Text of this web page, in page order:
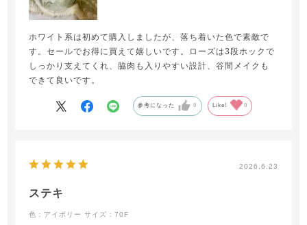
ホワイト系は初めて購入しましたが、落ち着いた色で素敵で
す。セールでお得に買えて嬉しいです。ローズは3段ホックで
しっかり支えてくれ、脇肉も入りやすい設計、谷間メイクも
できて良いです。
参考になった 0 Like! 0
2026.6.23
ステキ
色：アイボリー サイズ：70F